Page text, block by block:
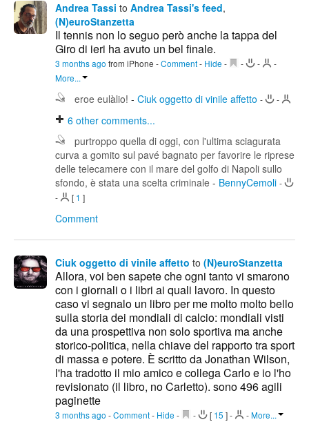
Andrea Tassi to Andrea Tassi's feed,
(N)euroStanzetta
Il tennis non lo seguo però anche la tappa del
Giro di ieri ha avuto un bel finale.
3 months ago from iPhone -Comment- Hide - - -
-
More...
eroe eulàlio! - Ciuk oggetto di vinile affetto - -
6 other comments...
purtroppo quella di oggi, con l'ultima sciagurata
curva a gomito sul pavé bagnato per favorire le riprese
delle telecamere con il mare del golfo di Napoli sullo
sfondo, è stata una scelta criminale - BennyCemoli -
-
[ 1 ]
Comment
Ciuk oggetto di vinile affetto to (N)euroStanzetta
Allora, voi ben sapete che ogni tanto vi smarono
con i giornali o i libri ai quali lavoro. In questo
caso vi segnalo un libro per me molto molto bello
sulla storia dei mondiali di calcio: mondiali visti
da una prospettiva non solo sportiva ma anche
storico-politica, nella chiave del rapporto tra sport
di massa e potere. È scritto da Jonathan Wilson,
l'ha tradotto il mio amico e collega Carlo e io l'ho
revisionato (il libro, no Carletto). sono 496 agili
paginette
3 months ago -Comment- Hide - - [ 15 ]- -More...